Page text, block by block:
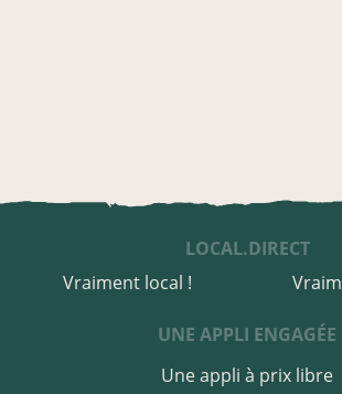
LOCAL.DIRECT
Vraiment local !
UNE APPLI ENGAGÉE
Une appli à prix libre